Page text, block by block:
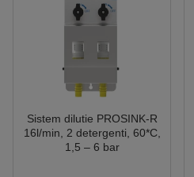
Sistem dilutie PROSINK-R
16l/min, 2 detergenti, 60*C,
1,5 – 6 bar